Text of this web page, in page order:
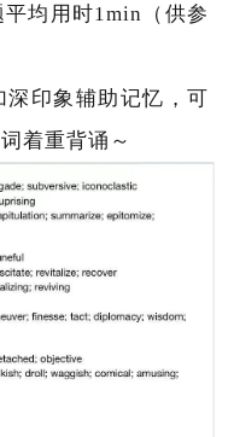
均用时1min（供参
深印象辅助记忆，可
着重背诵～